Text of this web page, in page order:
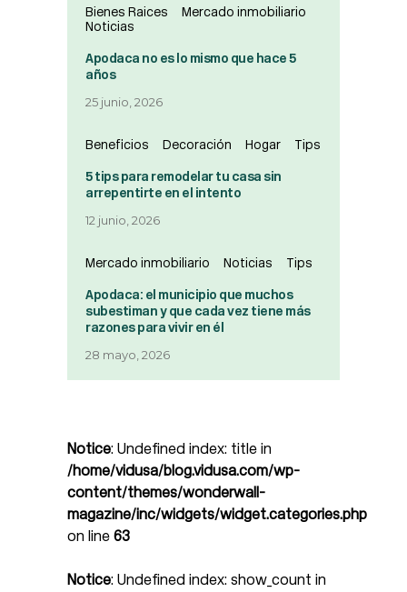
Bienes Raices
Mercado inmobiliario
Noticias
Apodaca no es lo mismo que hace 5
años
25 junio, 2026
Beneficios Decoración Hogar Tips
5 tips para remodelar tu casa sin
arrepentirte en el intento
12 junio, 2026
Mercado inmobiliario Noticias Tips
Apodaca: el municipio que muchos
subestiman y que cada vez tiene más
razones para vivir en él
28 mayo, 2026
Notice: Undefined index: title in
/home/vidusa/blog.vidusa.com/wp-
content/themes/wonderwall-
magazine/inc/widgets/widget.categories.php
on line 63
Notice: Undefined index: show_count in